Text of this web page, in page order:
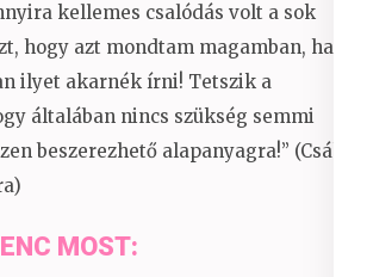
kellemes csalódás volt a sok
hogy azt mondtam magamban, ha
ilyet akarnék írni! Tetszik a
általában nincs szükség semmi
beszerezhető alapanyagra!” (Csáky
MOST: